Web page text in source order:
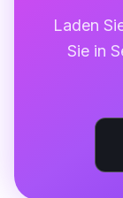
Laden
Sie in